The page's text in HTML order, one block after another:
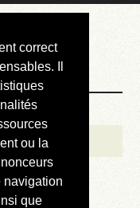
correct
Il
ou la
navigation
que